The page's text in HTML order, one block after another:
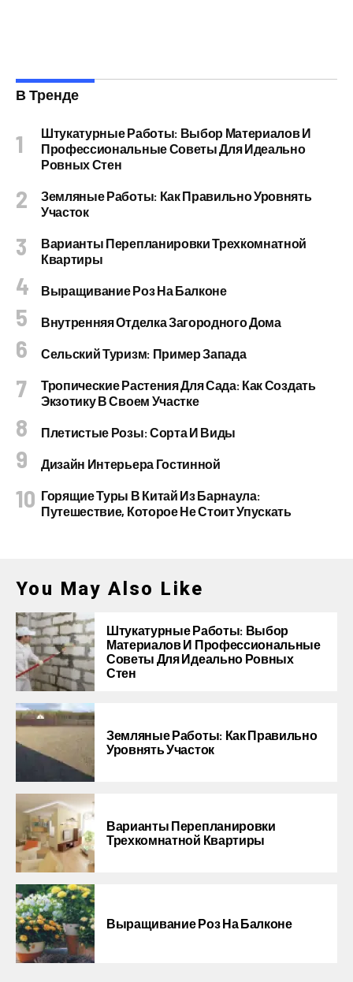
В Тренде
Штукатурные Работы: Выбор Материалов И
Профессиональные Советы Для Идеально
Ровных Стен
Земляные Работы: Как Правильно Уровнять
Участок
Варианты Перепланировки Трехкомнатной
Квартиры
Выращивание Роз На Балконе
Внутренняя Отделка Загородного Дома
Сельский Туризм: Пример Запада
Тропические Растения Для Сада: Как Создать
Экзотику В Своем Участке
Плетистые Розы: Сорта И Виды
Дизайн Интерьера Гостинной
Горящие Туры В Китай Из Барнаула:
Путешествие, Которое Не Стоит Упускать
You May Also Like
Штукатурные Работы: Выбор
Материалов И Профессиональные
Советы Для Идеально Ровных
Стен
Земляные Работы: Как Правильно
Уровнять Участок
Варианты Перепланировки
Трехкомнатной Квартиры
Выращивание Роз На Балконе